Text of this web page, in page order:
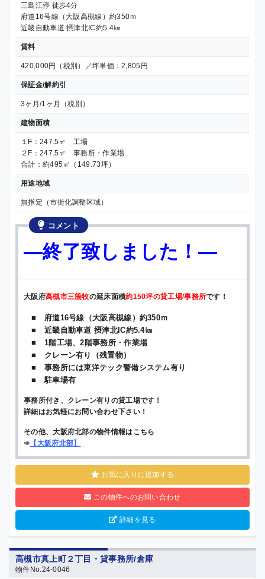
三島江停 徒歩4分
府道16号線（大阪高槻線）約350ｍ
近畿自動車道 摂津北IC約5.4㎞
賃料
420,000円（税別）／坪単価：2,805円
保証金/解約引
3ヶ月/1ヶ月（税別）
建物面積
１F：247.5㎡ 工場
２F：247.5㎡ 事務所・作業場
合計：約495㎡（149.73坪）
用途地域
無指定（市街化調整区域）
コメント
—終了致しました！—
大阪府高槻市三箇牧の延床面積約150坪の貸工場/事務所です！
■ 府道16号線（大阪高槻線）約350ｍ
■ 近畿自動車道 摂津北IC約5.4㎞
■ 1階工場、2階事務所・作業場
■ クレーン有り（残置物）
■ 事務所には東洋テック警備システム有り
■ 駐車場有
事務所付き、クレーン有りの貸工場です！
詳細はお気軽にお問い合わせ下さい！
その他、大阪府北部の物件情報はこちら
➾ 【大阪府北部】
お気に入りに追加する
この物件へのお問い合わせ
詳細を見る
高槻市真上町２丁目・貸事務所/倉庫
物件No.24-0046